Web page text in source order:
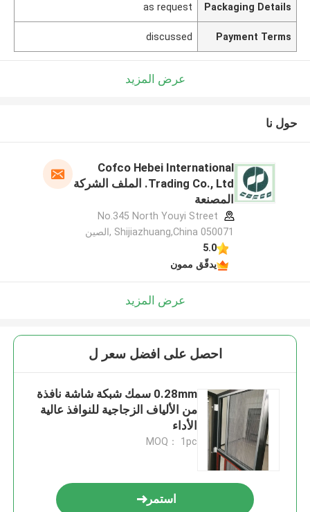
Packaging Details
as request
Payment Terms
discussed
عرض المزيد
حول نا
Cofco Hebei International
Trading Co., Ltd. الملف الشركة
المصنعة
No.345 North Youyi Street
Shijiazhuang,China 050071 ,الصين
5.0
يدقّق ممون
عرض المزيد
احصل على افضل سعر ل
0.28mm سمك شبكة شاشة نافذة
من الألياف الزجاجية للنوافذ عالية
الأداء
MOQ： 1pc
استمر